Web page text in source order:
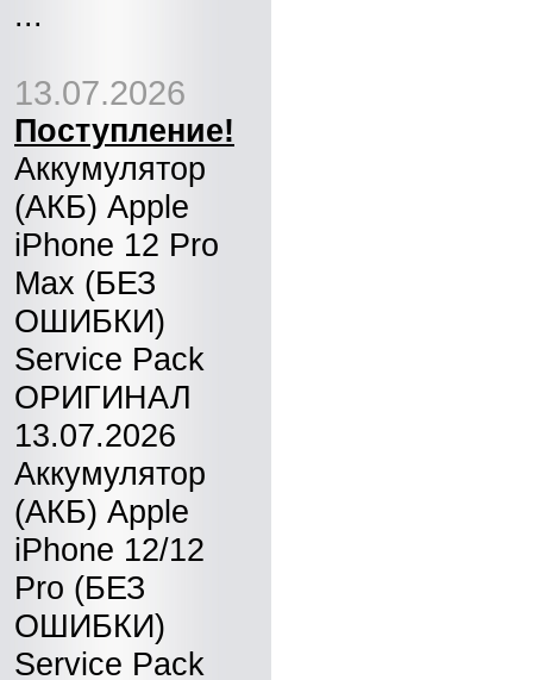
...
13.07.2026
Поступление!
Аккумулятор
(АКБ) Apple
iPhone 12 Pro
Max (БЕЗ
ОШИБКИ)
Service Pack
ОРИГИНАЛ
13.07.2026
Аккумулятор
(АКБ) Apple
iPhone 12/12
Pro (БЕЗ
ОШИБКИ)
Service Pack